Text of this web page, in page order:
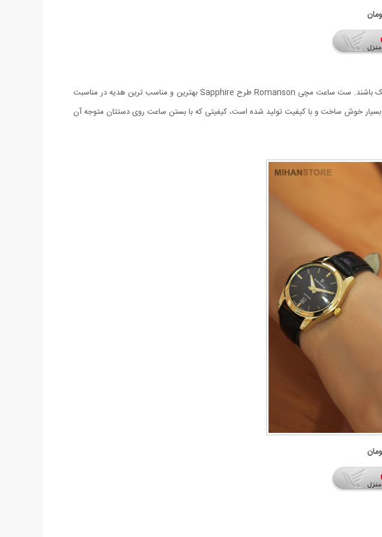
ساعت‌های ست مخصوص زوج‌هایی است که می‌خواهند در سبک پوشش و زیورآلات هم تا حد ممکن به هم نزدیک باشند. ست ساعت مچی Romanson طرح Sapphire بهترین و مناسب ترین هدیه در مناسبت
های ویژه ای مانند نامزدی، ازدواج و یا تولد برای یک زوج باشد. ست ساعت مچی Romanson طرح Sapphire بسیار خوش ساخت و با کیفیت تولید شده است، کیفیتی که با بستن ساعت روی دستتان متوجه آن